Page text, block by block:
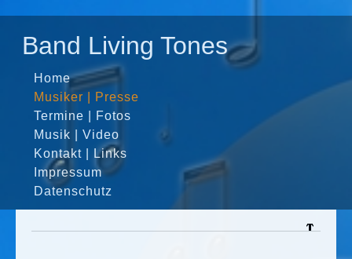
Band Living Tones
Home
Musiker | Presse
Termine | Fotos
Musik | Video
Kontakt | Links
Impressum
Datenschutz